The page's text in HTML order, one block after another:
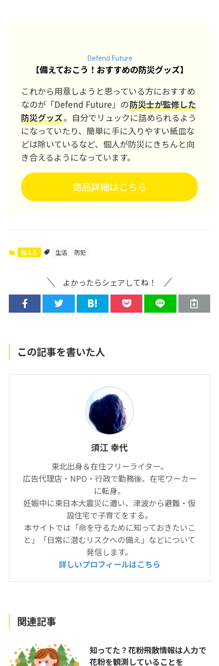
Defend Future
【備えておこう！おすすめの防災グッズ】
これから用意しようと思っている方におすすめ
なのが「Defend Future」の防災士が監修した
防災グッズ。自分でリュックに詰められるよう
になっていたり、簡単に手に入りやすい紙皿な
どは除いているなど、個人が防災にきちんと向
き合えるようになっています。
商品詳細はこちら
備える 生活 防犯
よかったらシェアしてね！
この記事を書いた人
須江 幸代
東北出身＆在住フリーライター。
広告代理店・NPO・行政で勤務後、在宅ワーカー
に転身。
妊娠中に東日本大震災に遭い、津波から避難・仮
設住宅で子育てをする。
本サイトでは「命を守るために知っておきたいこ
と」「日常に潜むリスクへの備え」などについて
発信します。
詳しいプロフィールはこちら
関連記事
知ってた？花粉飛散情報は人力で
花粉を観測していることを